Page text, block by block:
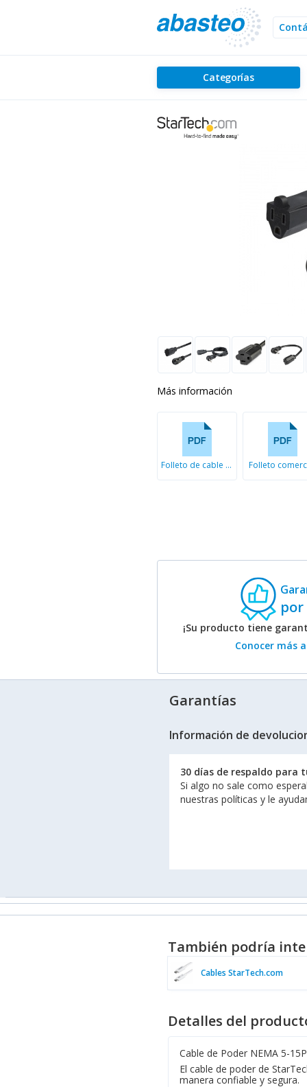
Categorías
Más información
Folleto de cable de extensión Folleto
por
¡Su producto tiene
Conocer más
Garantías
Información de
30 días de respaldo para
Si algo no sale como
nuestras políticas y le
También podría
Cables StarTech.com
Detalles del
Cable de Poder NEMA 5-
El cable de poder de
manera confiable y segura.